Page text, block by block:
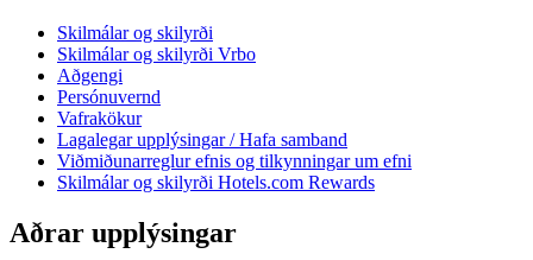
Skilmálar og skilyrði
Skilmálar og skilyrði Vrbo
Aðgengi
Persónuvernd
Vafrakökur
Lagalegar upplýsingar / Hafa samband
Viðmiðunarreglur efnis og tilkynningar um efni
Skilmálar og skilyrði Hotels.com Rewards
Aðrar upplýsingar